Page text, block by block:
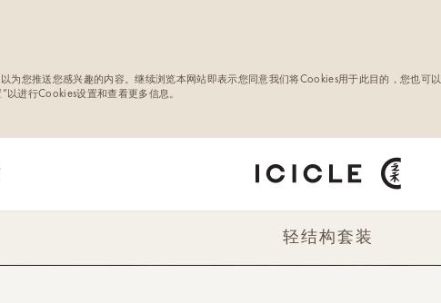
轻结构套装
为您推送您感兴趣的内容。继续浏览本网站即表示您同意我们将Cookies用于此目的，您也可以
进行Cookies设置和查看更多信息。